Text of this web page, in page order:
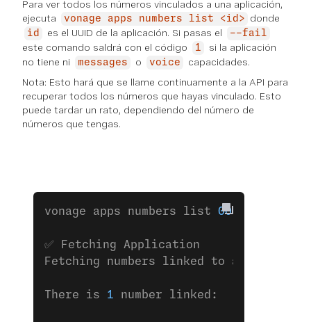
Para ver todos los números vinculados a una aplicación,
ejecuta
vonage apps numbers list <id> donde
id es el UUID de la aplicación. Si pasas el --fail
este comando saldrá con el código 1
si la aplicación
no tiene ni
messages o voice
capacidades.
Nota: Esto hará que se llame continuamente a la API para
recuperar todos los números que hayas vinculado. Esto
puede tardar un rato, dependiendo del número de
números que tengas.
vonage apps numbers list 00000000
✅ Fetching Application
Fetching numbers linked to
There is 1 number linked: